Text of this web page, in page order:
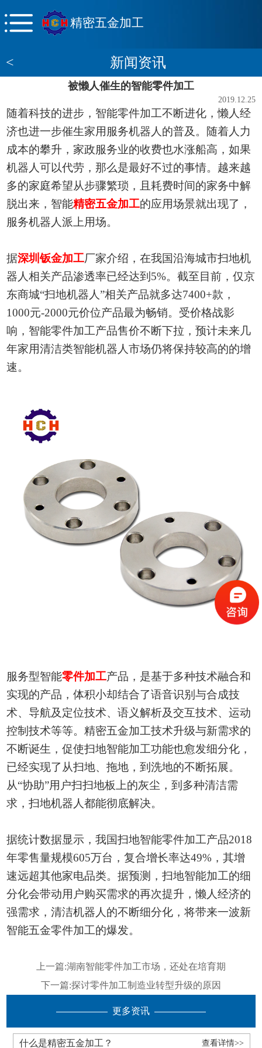
精密五金加工
< 新闻资讯
被懒人催生的智能零件加工
2019.12.25
随着科技的进步， 智能零件加工不断进化，懒人经
济也进一步催生家用服务机器人的普及。 随着人力
成本的攀升 ， 家政服务业的收费也水涨船高，如果
机器人可以代劳，那么是最好不过的事情。 越来越
多的家庭希望从步骤繁琐 ， 且耗费时间的家务中解
脱出来 ， 智能精密五金加工的应用场景就出现了，
服务机器人派上用场。
据深圳钣金加工厂家介绍，在我国沿海城市扫地机
器人相关产品渗透率已经达到 5%。截至目前，仅京
东商城“扫地机器人”相关产品就多达7400+款，
1000元-2000元价位产品最为畅销。受价格战影
响 ，智能零件加工产品售价不断下拉，预计未来几
年家用清洁类智能机器人市场仍将保持较高的的增
速。
服务型智能零件加工产品， 是基于多种技术融合和
实现的产品，体积小却结合了语音识别与合成技
术、导航及定位技术、语义解析及交互技术、运动
控制技术等等。精密五金加工技术升级与新需求的
不断诞生，促使扫地智能加工功能也愈发细分化，
已经实现了从扫地、拖地，到洗地的不断拓展。
从“协助”用户扫扫地板上的灰尘，到 多种清洁需
求，扫地机器人都能彻底解决。
据统计数据显示，我国扫地智能零件加工产品2018
年零售量规模605万台 ，复合增长率达49%，其增
速远超其他家电品类。据预测，扫地智能加工的细
分化会带动用户购买需求的再次提升，懒人经济的
强需求，清洁机器人的不断细分化，将带来一波新
智能五金零件加工的爆发。
上一篇:湖南智能零件加工市场，还处在培育期
下一篇:探讨零件加工制造业转型升级的原因
更多资讯
什么是精密五金加工？ 查看详情>>